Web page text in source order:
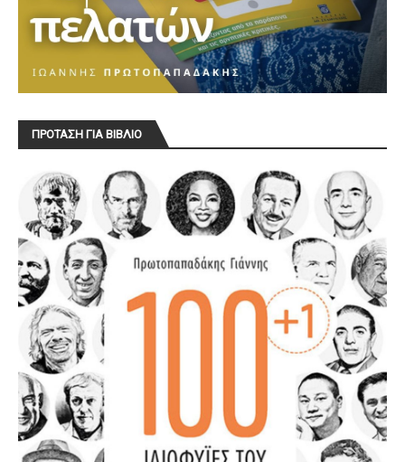
ΠΡΟΤΑΣΗ ΓΙΑ ΒΙΒΛΙΟ